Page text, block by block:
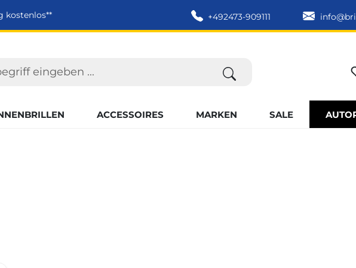
kostenlos** +492473-909111
ACCESSOIRES MARKEN SALE